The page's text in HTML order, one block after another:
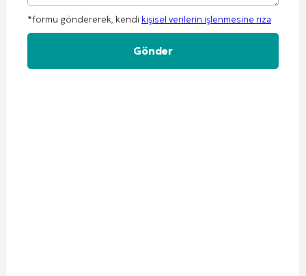
*formu göndererek, kendi kişisel verilerin işlenmesine rıza